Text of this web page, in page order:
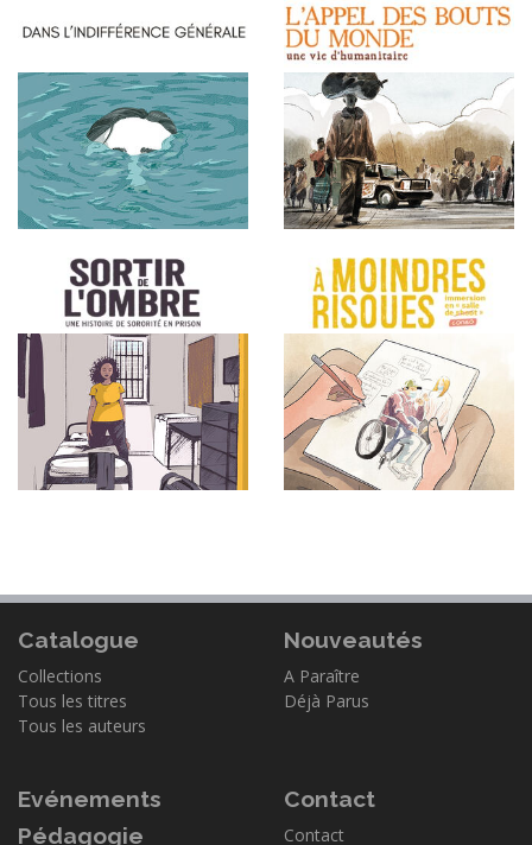
Catalogue
Collections
Tous les titres
Tous les auteurs
Nouveautés
A Paraître
Déjà Parus
Evénements
Pédagogie
Contact
Contact